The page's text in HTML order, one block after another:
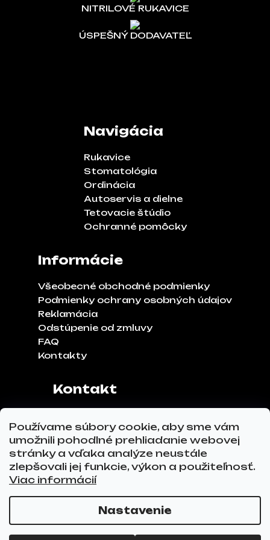
Používame súbory cookie, aby sme vám
umožnili pohodlné prehliadanie webovej
stránky a vďaka analýze neustále
zlepšovali jej funkcie, výkon a použiteľnosť.
Viac informácií
Nastavenie
NITRILOVÉ RUKAVICE
ÚSPEŠNÝ DODAVATEĽ
Navigácia
Rukavice
Stomatológia
Ordinácia
Autoservis a dielne
Tetovacie štúdio
Ochranné pomôcky
Informácie
Všeobecné obchodné podmienky
Podmienky ochrany osobných údajov
Reklamácia
Odstúpenie od zmluvy
FAQ
Kontakty
Kontakt
Hviezdoslavov
Tel.č.:0911 271 302
Email:info@glovez.sk
Vytvoril Shoptet Premium
Copyright 2026GLOVEZ.sk. Všetky práva